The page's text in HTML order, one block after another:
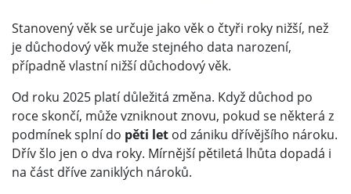
Stanovený věk se určuje jako věk o čtyři roky nižší, než
je důchodový věk muže stejného data narození,
případně vlastní nižší důchodový věk.
Od roku 2025 platí důležitá změna. Když důchod po
roce skončí, může vzniknout znovu, pokud se některá z
podmínek splní do pěti let od zániku dřívějšího nároku.
Dřív šlo jen o dva roky. Mírnější pětiletá lhůta dopadá i
na část dříve zaniklých nároků.